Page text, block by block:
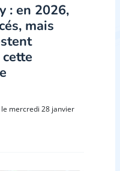
: en 2026,
mais
le mercredi 28 janvier